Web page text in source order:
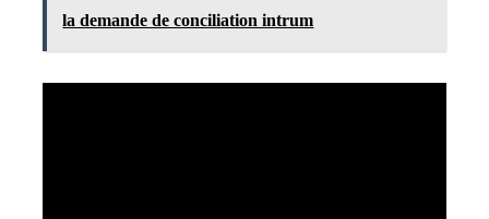
la demande de conciliation intrum